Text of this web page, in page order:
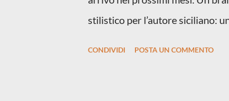
stilistico per l’autore siciliano:
CONDIVIDI POSTA UN COMMENTO